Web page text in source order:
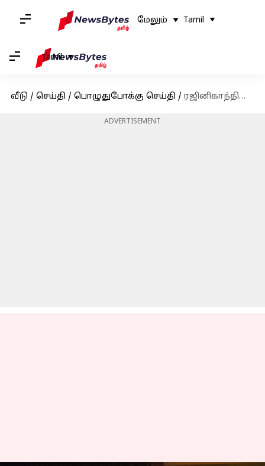
மேலும் Tamil
Tamil
வீடு / செய்தி / பொழுதுபோக்கு செய்தி / ரஜினிகாந்தின் 'ஜெயிலர்' படத்தின் ரிலீஸ் தேதி தள்ளிவைப்பு; ரசிகர்கள் அதிர்ச்சி
ADVERTISEMENT